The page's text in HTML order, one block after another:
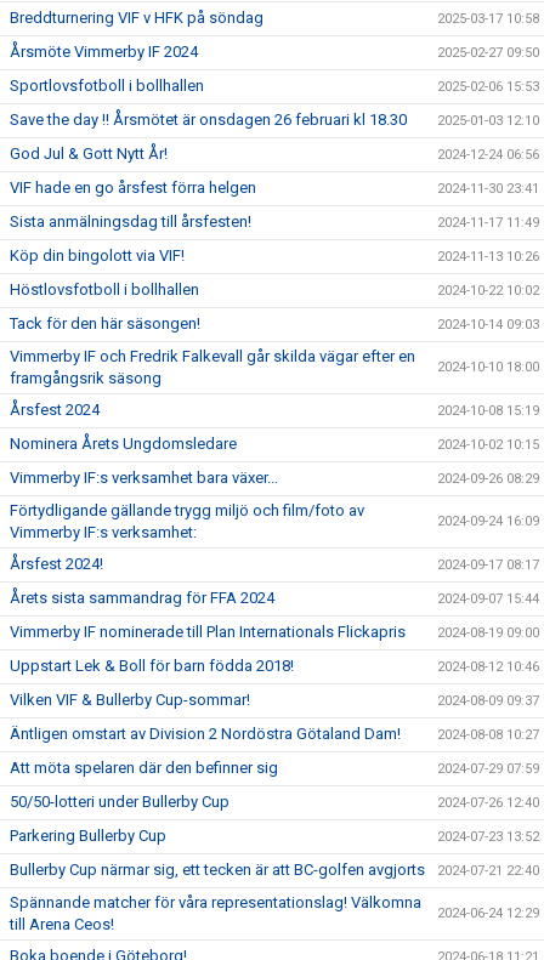
Breddturnering VIF v HFK på söndag 2025-03-17 10:58
Årsmöte Vimmerby IF 2024 2025-02-27 09:50
Sportlovsfotboll i bollhallen 2025-02-06 15:53
Save the day !! Årsmötet är onsdagen 26 februari kl 18.30 2025-01-03 12:10
God Jul & Gott Nytt År! 2024-12-24 06:56
VIF hade en go årsfest förra helgen 2024-11-30 23:41
Sista anmälningsdag till årsfesten! 2024-11-17 11:49
Köp din bingolott via VIF! 2024-11-13 10:26
Höstlovsfotboll i bollhallen 2024-10-22 10:02
Tack för den här säsongen! 2024-10-14 09:03
Vimmerby IF och Fredrik Falkevall går skilda vägar efter en
framgångsrik säsong
2024-10-10 18:00
Årsfest 2024 2024-10-08 15:19
Nominera Årets Ungdomsledare 2024-10-02 10:15
Vimmerby IF:s verksamhet bara växer... 2024-09-26 08:29
Förtydligande gällande trygg miljö och film/foto av
Vimmerby IF:s verksamhet:
2024-09-24 16:09
Årsfest 2024! 2024-09-17 08:17
Årets sista sammandrag för FFA 2024 2024-09-07 15:44
Vimmerby IF nominerade till Plan Internationals Flickapris 2024-08-19 09:00
Uppstart Lek & Boll för barn födda 2018! 2024-08-12 10:46
Vilken VIF & Bullerby Cup-sommar! 2024-08-09 09:37
Äntligen omstart av Division 2 Nordöstra Götaland Dam! 2024-08-08 10:27
Att möta spelaren där den befinner sig 2024-07-29 07:59
50/50-lotteri under Bullerby Cup 2024-07-26 12:40
Parkering Bullerby Cup 2024-07-23 13:52
Bullerby Cup närmar sig, ett tecken är att BC-golfen avgjorts 2024-07-21 22:40
Spännande matcher för våra representationslag! Välkomna
till Arena Ceos!
2024-06-24 12:29
Boka boende i Göteborg!